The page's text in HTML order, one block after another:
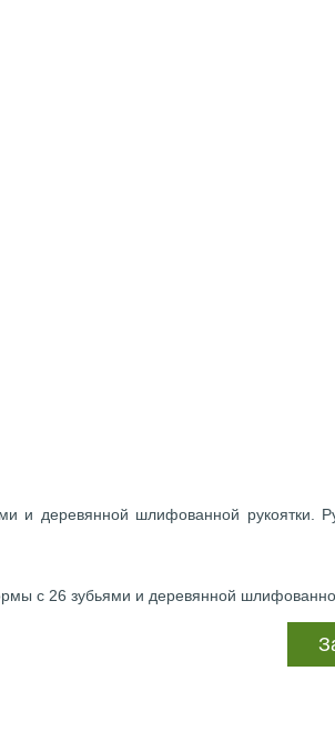
деревянной шлифованной рукоятки.
с 26 зубьями и деревянной